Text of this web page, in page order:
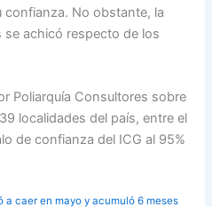
confianza. No obstante, la
achicó respecto de los
Poliarquía Consultores sobre
localidades del país, entre el
de confianza del ICG al 95%
caer en mayo y acumuló 6 meses